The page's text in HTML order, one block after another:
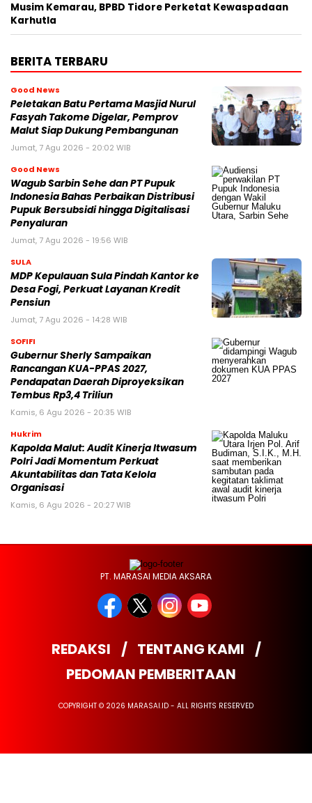
Musim Kemarau, BPBD Tidore Perketat Kewaspadaan
Karhutla
BERITA TERBARU
Good News
Peletakan Batu Pertama Masjid Nurul
Fasyah Takome Digelar, Pemprov
Malut Siap Dukung Pembangunan
Jumat, 7 Agu 2026 - 20:02 WIB
Good News
Wagub Sarbin Sehe dan PT Pupuk
Indonesia Bahas Perbaikan Distribusi
Pupuk Bersubsidi hingga Digitalisasi
Penyaluran
Jumat, 7 Agu 2026 - 19:56 WIB
SULA
MDP Kepulauan Sula Pindah Kantor ke
Desa Fogi, Perkuat Layanan Kredit
Pensiun
Jumat, 7 Agu 2026 - 14:28 WIB
SOFIFI
Gubernur Sherly Sampaikan
Rancangan KUA-PPAS 2027,
Pendapatan Daerah Diproyeksikan
Tembus Rp3,4 Triliun
Kamis, 6 Agu 2026 - 20:35 WIB
Hukrim
Kapolda Malut: Audit Kinerja Itwasum
Polri Jadi Momentum Perkuat
Akuntabilitas dan Tata Kelola
Organisasi
Kamis, 6 Agu 2026 - 20:27 WIB
PT. MARASAI MEDIA AKSARA
REDAKSI
TENTANG KAMI
PEDOMAN PEMBERITAAN
COPYRIGHT © 2026 MARASAI.ID - ALL RIGHTS RESERVED